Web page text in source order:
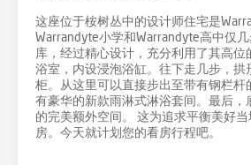
这座位于桉树丛中的设计师住宅是
Warrandyte小学和Warrandyte高中仅
库，经过精心设计，充分利用了其高
浴室，内设浸泡浴缸。往下走几步，
柜。从这里可以直接步出至带有钢栏
有豪华的新款雨淋式淋浴套间。最后
的完美额外空间。 这为追求平衡美好
房。今天就计划您的看房行程吧。